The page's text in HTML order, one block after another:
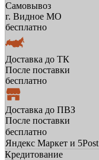
Самовывоз
г. Видное МО
бесплатно
Доставка до ТК
После поставки
бесплатно
Доставка до ПВЗ
После поставки
бесплатно
Яндекс Маркет и 5Post
Кредитование